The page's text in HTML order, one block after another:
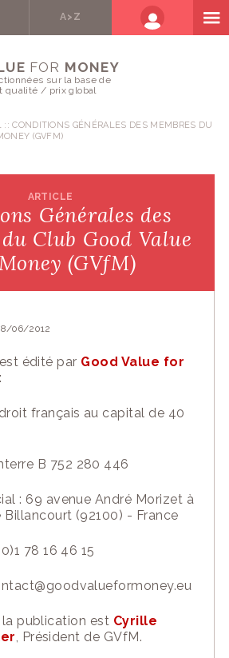
A>Z
FOR MONEY
sur la base de
qualité / prix global
CONDITIONS GÉNÉRALES DES MEMBRES DU
(GVFM)
ARTICLE
Générales des
Club Good Value
(GVfM)
06/2012
est édité par Good Value for
:
français au capital de 40
B 752 280 446
: 69 avenue André Morizet à
Billancourt (92100) - France
78 16 46 15
publication est Cyrille
, Président de GVfM.